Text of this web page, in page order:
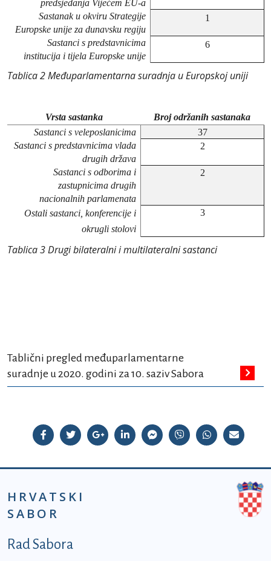
Tablica 2 Međuparlamentarna suradnja u Europskoj uniji
predsjedanja Vijećem EU-a
Sastanak u okviru Strategije
Europske unije za dunavsku regiju
1
Sastanci s predstavnicima
institucija i tijela Europske unije
6
Tablica 3 Drugi bilateralni i multilateralni sastanci
Vrsta sastanka
Broj održanih sastanaka
Sastanci s veleposlanicima
37
Sastanci s predstavnicima vlada
drugih država
2
Sastanci s odborima i
zastupnicima drugih
nacionalnih parlamenata
2
Ostali sastanci, konferencije i
okrugli stolovi
3
Tablični pregled međuparlamentarne
suradnje u 2020. godini za 10. saziv Sabora
HRVATSKI
SABOR
Podnožje prvi izbornik
Rad Sabora